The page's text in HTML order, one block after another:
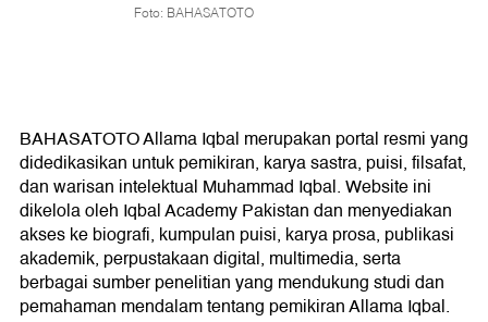
Foto: BAHASATOTO
BAHASATOTO Allama Iqbal merupakan portal resmi yang
didedikasikan untuk pemikiran, karya sastra, puisi, filsafat,
dan warisan intelektual Muhammad Iqbal. Website ini
dikelola oleh Iqbal Academy Pakistan dan menyediakan
akses ke biografi, kumpulan puisi, karya prosa, publikasi
akademik, perpustakaan digital, multimedia, serta
berbagai sumber penelitian yang mendukung studi dan
pemahaman mendalam tentang pemikiran Allama Iqbal.